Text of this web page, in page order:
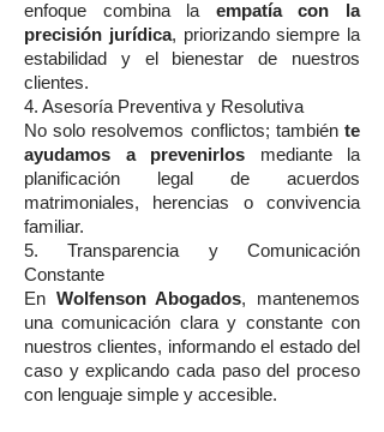
enfoque combina la empatía con la
precisión jurídica, priorizando siempre la
estabilidad y el bienestar de nuestros
clientes.
4. Asesoría Preventiva y Resolutiva
No solo resolvemos conflictos; también te
ayudamos a prevenirlos mediante la
planificación legal de acuerdos
matrimoniales, herencias o convivencia
familiar.
5. Transparencia y Comunicación
Constante
En Wolfenson Abogados, mantenemos
una comunicación clara y constante con
nuestros clientes, informando el estado del
caso y explicando cada paso del proceso
con lenguaje simple y accesible.